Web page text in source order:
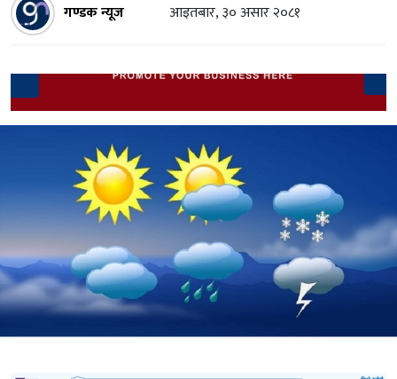
गण्डक न्यूज आइतबार, ३० असार २०८१